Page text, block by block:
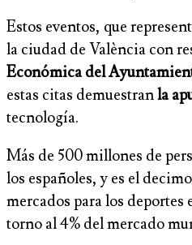
Estos eventos, que
la ciudad de València con
Económica del
estas citas demuestranla
tecnología.
Más de 500 millones de
los españoles, y es el
mercados para los
torno al 4% del mercado